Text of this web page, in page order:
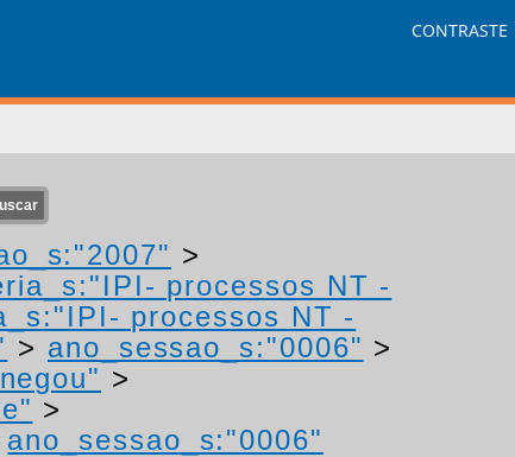
CONTRASTE
>
processos NT -
processos NT -
> ano_sessao_s:"0006" >
>
>
ano_sessao_s:"0006"